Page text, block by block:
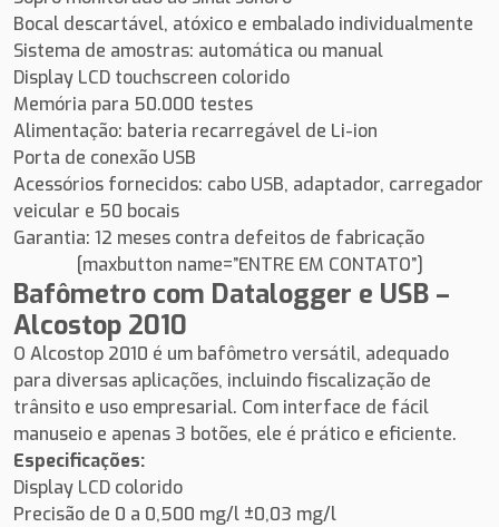
Bocal descartável, atóxico e embalado individualmente
Sistema de amostras: automática ou manual
Display LCD touchscreen colorido
Memória para 50.000 testes
Alimentação: bateria recarregável de Li-ion
Porta de conexão USB
Acessórios fornecidos: cabo USB, adaptador, carregador
veicular e 50 bocais
Garantia: 12 meses contra defeitos de fabricação
[maxbutton name=”ENTRE EM CONTATO”]
Bafômetro com Datalogger e USB –
Alcostop 2010
O Alcostop 2010 é um bafômetro versátil, adequado
para diversas aplicações, incluindo fiscalização de
trânsito e uso empresarial. Com interface de fácil
manuseio e apenas 3 botões, ele é prático e eficiente.
Especificações:
Display LCD colorido
Precisão de 0 a 0,500 mg/l ±0,03 mg/l